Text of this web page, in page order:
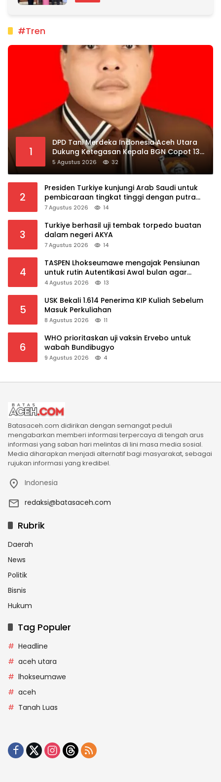
#Tren
1
DPD Tani Merdeka Indonesia Aceh Utara
Dukung Ketegasan Kepala BGN Copot 137
Kepala SPPG
5 Agustus 2026 32
2
Presiden Turkiye kunjungi Arab Saudi untuk
pembicaraan tingkat tinggi dengan putra
mahkota Saudi dan PM Pakistan
7 Agustus 2026 14
3
Turkiye berhasil uji tembak torpedo buatan
dalam negeri AKYA
7 Agustus 2026 14
4
TASPEN Lhokseumawe mengajak Pensiunan
untuk rutin Autentikasi Awal bulan agar
Manfaat Pensiun tetap Lancar
4 Agustus 2026 13
5
USK Bekali 1.614 Penerima KIP Kuliah Sebelum
Masuk Perkuliahan
8 Agustus 2026 11
6
WHO prioritaskan uji vaksin Ervebo untuk
wabah Bundibugyo
9 Agustus 2026 4
Batasaceh.com didirikan dengan semangat peduli
mengabarkan memberi informasi terpercaya di tengah arus
informasi yang saban hari melintas di lini masa media sosial.
Media diharapkan menjadi alternatif bagi masyarakat, sebagai
rujukan informasi yang kredibel.
Indonesia
redaksi@batasaceh.com
Rubrik
Daerah
News
Politik
Bisnis
Hukum
Tag Populer
Headline
aceh utara
lhokseumawe
aceh
Tanah Luas